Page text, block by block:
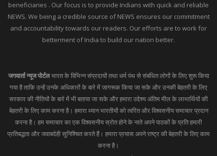
beneficiaries . Our focus is to provide Indians with quick and reliable
NEWS. We being a credible source of NEWS ensures our commitment
and accountability towards our readers. Our efforts are to work for
betterment of India to build our nation better.
जगवार्ता न्यूज पोर्टलभारत के विभिन्न संप्रदायों तथा धर्म पंथ से संबंधित लोगों के लिए शुरू किया
गया है ताकि उन्हें उनके अधिकारों के बारे में जागरूक किया जा सके और उनकी बेहतरी के लिए
सरकार की नीतियों के बारे में भी बताया जा सके और हमारा उद्देश्य अंतिम मील के लाभार्थियों की
बेहतरी के लिए काम करना है। हमारा ध्यान भारतीयों को त्वरित और विश्वसनीय समाचार प्रदान
करना है। हम समाचार का एक विश्वसनीय स्रोत होने के नाते अपने पाठकों के प्रति हमारी
प्रतिबद्धता और जवाबदेही सुनिश्चित करते हैं। हमारा प्रयास अपने राष्ट्र की बेहतरी के लिए काम
करना है।